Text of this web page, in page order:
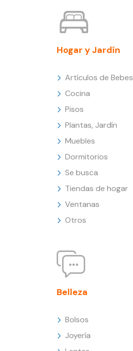
Hogar y Jardín
Artículos de Bebes
Cocina
Pisos
Plantas, Jardín
Muebles
Dormitorios
Se busca
Tiendas de hogar
Ventanas
Otros
Belleza
Bolsos
Joyería